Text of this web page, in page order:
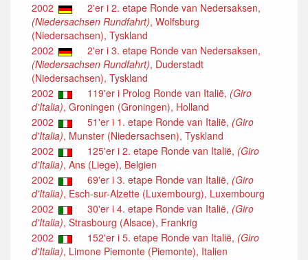
2002
2'er i 2. etape Ronde van Nedersaksen,
(Niedersachsen Rundfahrt), Wolfsburg
(Niedersachsen), Tyskland
2002
2'er i 3. etape Ronde van Nedersaksen,
(Niedersachsen Rundfahrt), Duderstadt
(Niedersachsen), Tyskland
2002
119'er i Prolog Ronde van Italië, (Giro
d'Italia), Groningen (Groningen), Holland
2002
51'er i 1. etape Ronde van Italië, (Giro
d'Italia), Munster (Niedersachsen), Tyskland
2002
125'er i 2. etape Ronde van Italië, (Giro
d'Italia), Ans (Liege), Belgien
2002
69'er i 3. etape Ronde van Italië, (Giro
d'Italia), Esch-sur-Alzette (Luxembourg), Luxembourg
2002
30'er i 4. etape Ronde van Italië, (Giro
d'Italia), Strasbourg (Alsace), Frankrig
2002
152'er i 5. etape Ronde van Italië, (Giro
d'Italia), Limone Piemonte (Piemonte), Italien